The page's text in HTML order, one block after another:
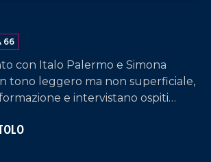
66
con Italo Palermo e Simona
tono leggero ma non superficiale,
e intervistano ospiti